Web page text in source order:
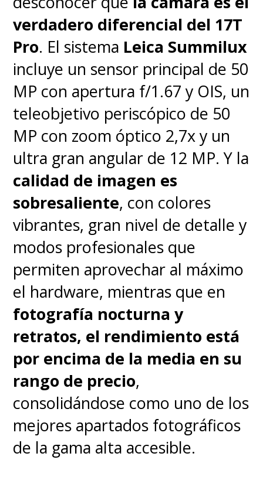
particular no me molesta esto
último, pero lo menciono para
que se entienda mejor el trabajo
de Huawei en este apartado.
El nivel de detalle fotográfico, el
rango dinámico y la
interpretación de los colores
(apoyada por el sensor RYYB)
son espectaculares sin
importar si es de día o de
noche. Y a esto hay que sumar
untelefoto de 48MP con un
zoom óptico de 4xque además
verdadero diferencial del 17T
Pro. El sistema Leica Summilux
incluye un sensor principal de 50
MP con apertura f/1.67 y OIS, un
teleobjetivo periscópico de 50
MP con zoom óptico 2,7x y un
ultra gran angular de 12 MP. Y la
calidad de imagen es
sobresaliente, con colores
vibrantes, gran nivel de detalle y
modos profesionales que
permiten aprovechar al máximo
el hardware, mientras que en
fotografía nocturna y
retratos, el rendimiento está
por encima de la media en su
rango de precio,
consolidándose como uno de los
mejores apartados fotográficos
de la gama alta accesible.